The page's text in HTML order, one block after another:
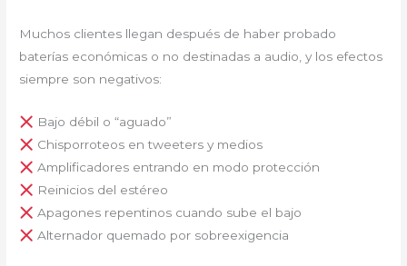
Muchos clientes llegan después de haber probado
baterías económicas o no destinadas a audio, y los efectos
siempre son negativos:
Bajo débil o “aguado”
Chisporroteos en tweeters y medios
Amplificadores entrando en modo protección
Reinicios del estéreo
Apagones repentinos cuando sube el bajo
Alternador quemado por sobreexigencia